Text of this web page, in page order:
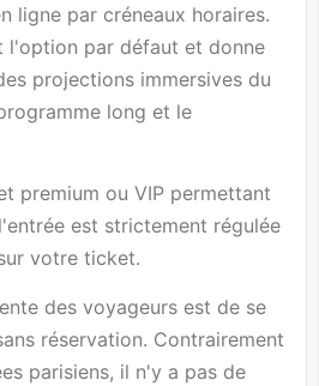
ligne par créneaux horaires.
l'option par défaut et donne
projections immersives du
long et le
premium ou VIP permettant
est strictement régulée
votre ticket.
des voyageurs est de se
réservation. Contrairement
parisiens, il n'y a pas de